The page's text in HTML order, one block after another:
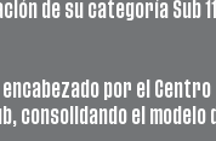
de su categoría Sub
por el
consolidando el